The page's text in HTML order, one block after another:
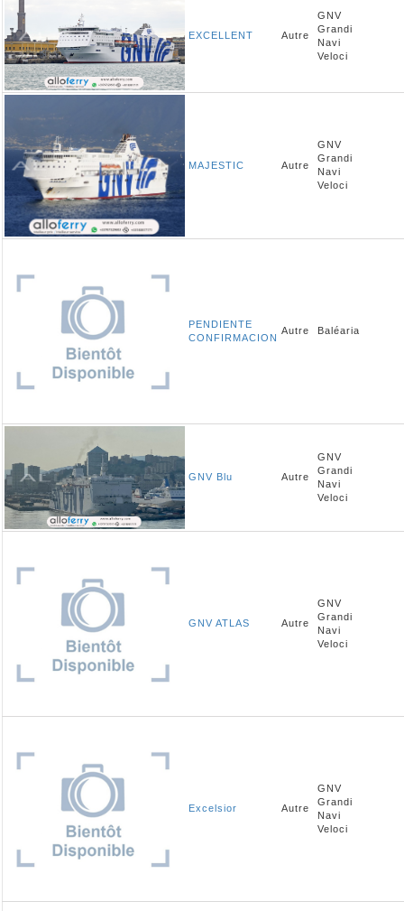
EXCELLENT Autre
GNV
Grandi
Navi
Veloci
MAJESTIC Autre
GNV
Grandi
Navi
Veloci
PENDIENTE
CONFIRMACION
Autre Baléaria
GNV Blu Autre
GNV
Grandi
Navi
Veloci
GNV ATLAS Autre
GNV
Grandi
Navi
Veloci
Excelsior Autre
GNV
Grandi
Navi
Veloci